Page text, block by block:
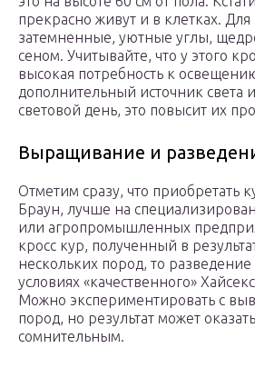
прекрасно живут и в клетках.
затемненные, уютные углы,
сеном. Учитывайте, что у этого
высокая потребность к
дополнительный источник света
световой день, это повысит их
Выращивание и
Отметим сразу, что приобретать
Браун, лучше на
или агропромышленных
кросс кур, полученный в
нескольких пород, то
условиях «качественного»
Можно экспериментировать с
пород, но результат может
сомнительным.